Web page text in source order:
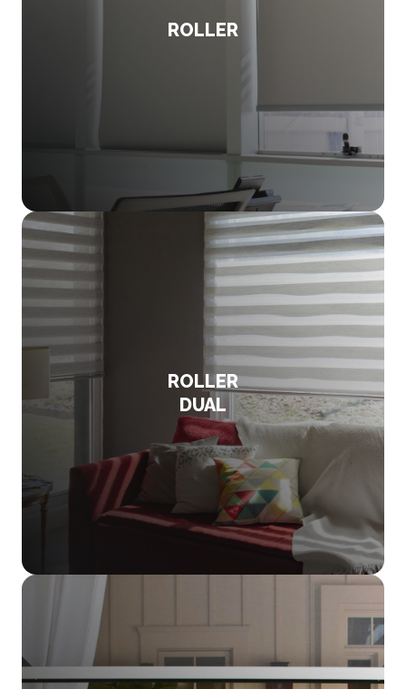
ROLLER
ROLLER
DUAL